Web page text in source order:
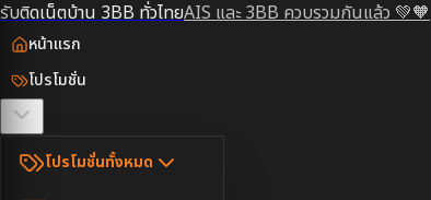
รับติดเน็ตบ้าน 3BB ทั่วไทยAIS และ 3BB ควบรวมกันแล้ว 💚🧡
หน้าแรก
โปรโมชั่น
โปรโมชั่นทั้งหมด
ตรวจสอบพื้นที่